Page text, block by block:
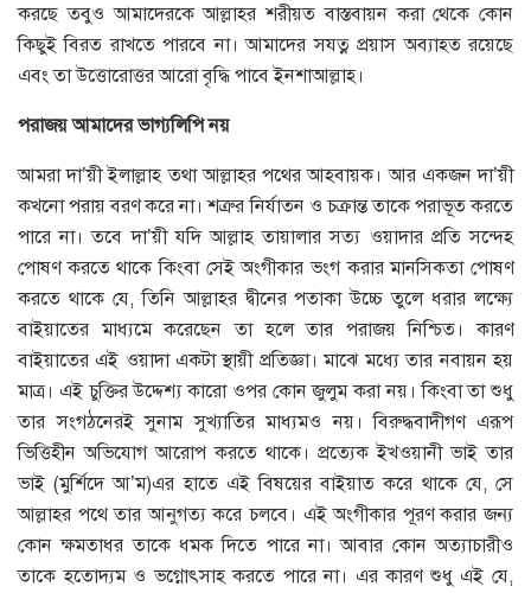
করছে তবুও আমাদেরকে আল্লাহর শরীয়ত বাস্তবায়ন করা থেকে কোন
কিছুই বিরত রাখতে পারবে না। আমাদের সযত্ন প্রয়াস অব্যাহত রয়েছে
এবং তা উত্তোরোত্তর আরো বৃদ্ধি পাবে ইনশাআল্লাহ।
পরাজয়আমাদেরভাগ্যলিপিনয়
আমরা দা’য়ী ইলাল্লাহ তথা আল্লাহর পথের আহবায়ক। আর একজন দা’য়ী
কখনো পরায় বরণ করে না। শত্রুর নির্যাতন ও চক্রান্ত তাকে পরাভূত করতে
পারে না। তবে দা’য়ী যদি আল্লাহ তায়ালার সত্য ওয়াদার প্রতি সন্দেহ
পোষণ করতে থাকে কিংবা সেই অংগীকার ভংগ করার মানসিকতা পোষণ
করতে থাকে যে, তিনি আল্লাহর দ্বীনের পতাকা উচ্চে তুলে ধরার লক্ষ্যে
বাইয়াতের মাধ্যমে করেছেন তা হলে তার পরাজয় নিশ্চিত। কারণ
বাইয়াতের এই ওয়াদা একটা স্থায়ী প্রতিজ্ঞা। মাঝে মধ্যে তার নবায়ন হয়
মাত্র। এই চুক্তির উদ্দেশ্য কারো ওপর কোন জুলুম করা নয়। কিংবা তা শুধু
তার সংগঠনেরই সুনাম সুখ্যাতির মাধ্যমও নয়। বিরুদ্ধবাদীগণ এরূপ
ভিত্তিহীন অভিযোগ আরোপ করতে থাকে। প্রত্যেক ইখওয়ানী ভাই তার
ভাই (মুর্শিদে আ’ম)এর হাতে এই বিষয়ের বাইয়াত করে থাকে যে, সে
আল্লাহর পথে তার আনুগত্য করে চলবে। এই অংগীকার পূরণ করার জন্য
কোন ক্ষমতাধর তাকে ধমক দিতে পারে না। আবার কোন অত্যাচারীও
তাকে হতোদ্যম ও ভগ্নোৎসাহ করতে পারে না। এর কারণ শুধু এই যে,